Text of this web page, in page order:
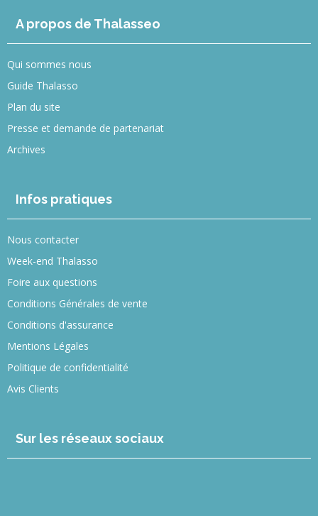
A propos de Thalasseo
Qui sommes nous
Guide Thalasso
Plan du site
Presse et demande de partenariat
Archives
Infos pratiques
Nous contacter
Week-end Thalasso
Foire aux questions
Conditions Générales de vente
Conditions d'assurance
Mentions Légales
Politique de confidentialité
Avis Clients
Sur les réseaux sociaux